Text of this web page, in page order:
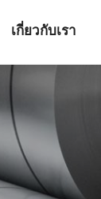
เกี่ยวกับเรา